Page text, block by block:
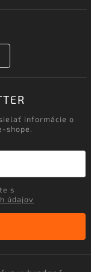
informácie o
shope.
údajov